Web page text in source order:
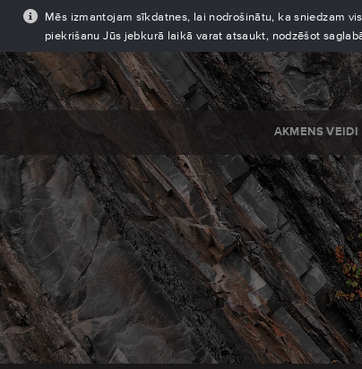
Mēs izmantojam sīkdatnes, lai nodrošinātu, ka sniedzam
piekrišanu Jūs jebkurā laikā varat atsaukt, nodzēšot
AKMENS VEIDI